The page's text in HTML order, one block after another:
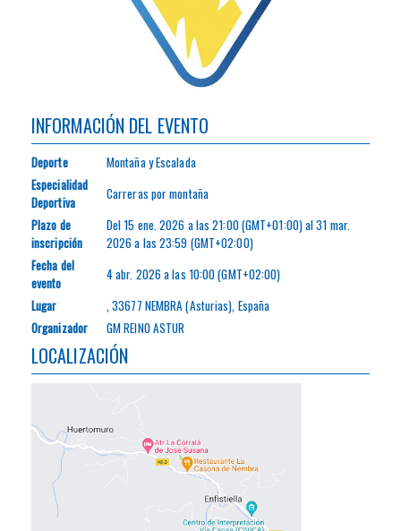
INFORMACIÓN DEL EVENTO
Deporte
Montaña y Escalada
Especialidad
Deportiva
Carreras por montaña
Plazo de
inscripción
Del15 ene. 2026 a las21:00 (GMT+01:00)al31 mar.
2026a las23:59 (GMT+02:00)
Fecha del
evento
4 abr. 2026a las 10:00 (GMT+02:00)
Lugar
, 33677 NEMBRA (Asturias), España
Organizador
GM REINO ASTUR
LOCALIZACIÓN